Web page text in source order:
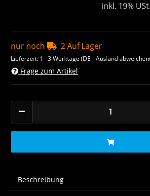
inkl. 19%
nur noch 2 Auf Lager
Lieferzeit: 1 - 3 Werktage(DE - Ausland
Frage zum Artikel
Beschreibung